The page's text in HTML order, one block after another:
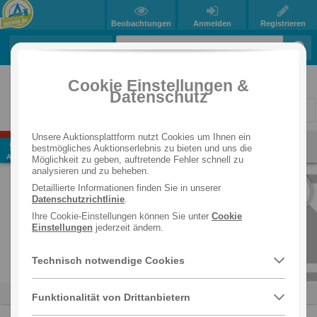
Auktions-Übersicht
Beobachtungen Anmelden Registrieren
Beendete Auktionen
on
page
9
Aug
Premium Design Messeküche - "Burgenland Expo"
Burgenland 7122 Gols
Einbauküche DAN-Küchen
Cookie Einstellungen &
Datenschutz
Unsere Auktionsplattform nutzt Cookies um Ihnen ein
bestmögliches Auktionserlebnis zu bieten und uns die
Möglichkeit zu geben, auftretende Fehler schnell zu
analysieren und zu beheben.
Detaillierte Informationen finden Sie in unserer
Datenschutzrichtlinie.
Ihre Cookie-Einstellungen können Sie unter Cookie
Einstellungen jederzeit ändern.
Technisch notwendige Cookies
Funktionalität von Drittanbietern